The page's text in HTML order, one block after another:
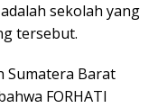
sekolah yang
tersebut.
Sumatera Barat
FORHATI